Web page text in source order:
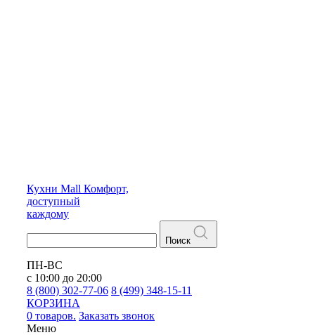
Кухни Mall Комфорт,
доступный
каждому
Поиск
ПН-ВС
с 10:00 до 20:00
8 (800) 302-77-06 8 (499) 348-15-11
КОРЗИНА
0 товаров. Заказать звонок
Меню